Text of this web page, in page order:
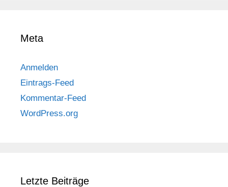
Meta
Anmelden
Eintrags-Feed
Kommentar-Feed
WordPress.org
Letzte Beiträge